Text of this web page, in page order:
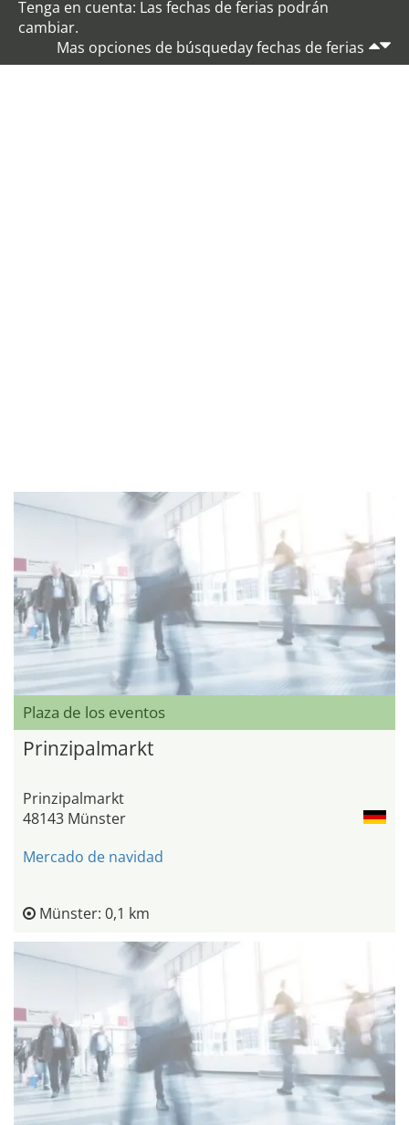
Tenga en cuenta: Las fechas de ferias podrán
cambiar.
Mas opciones de búsqueday fechas de ferias
Plaza de los eventos
Prinzipalmarkt
Prinzipalmarkt
48143 Münster
Mercado de navidad
Münster: 0,1 km